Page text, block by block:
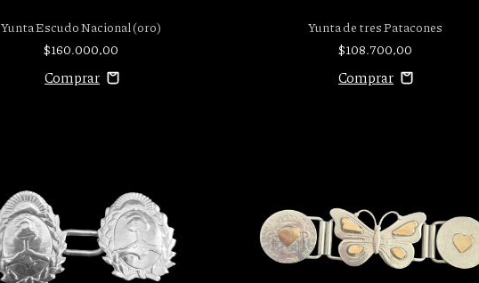
Yunta Escudo Nacional (oro)
$160.000,00
Yunta de tres Patacones
$108.700,00